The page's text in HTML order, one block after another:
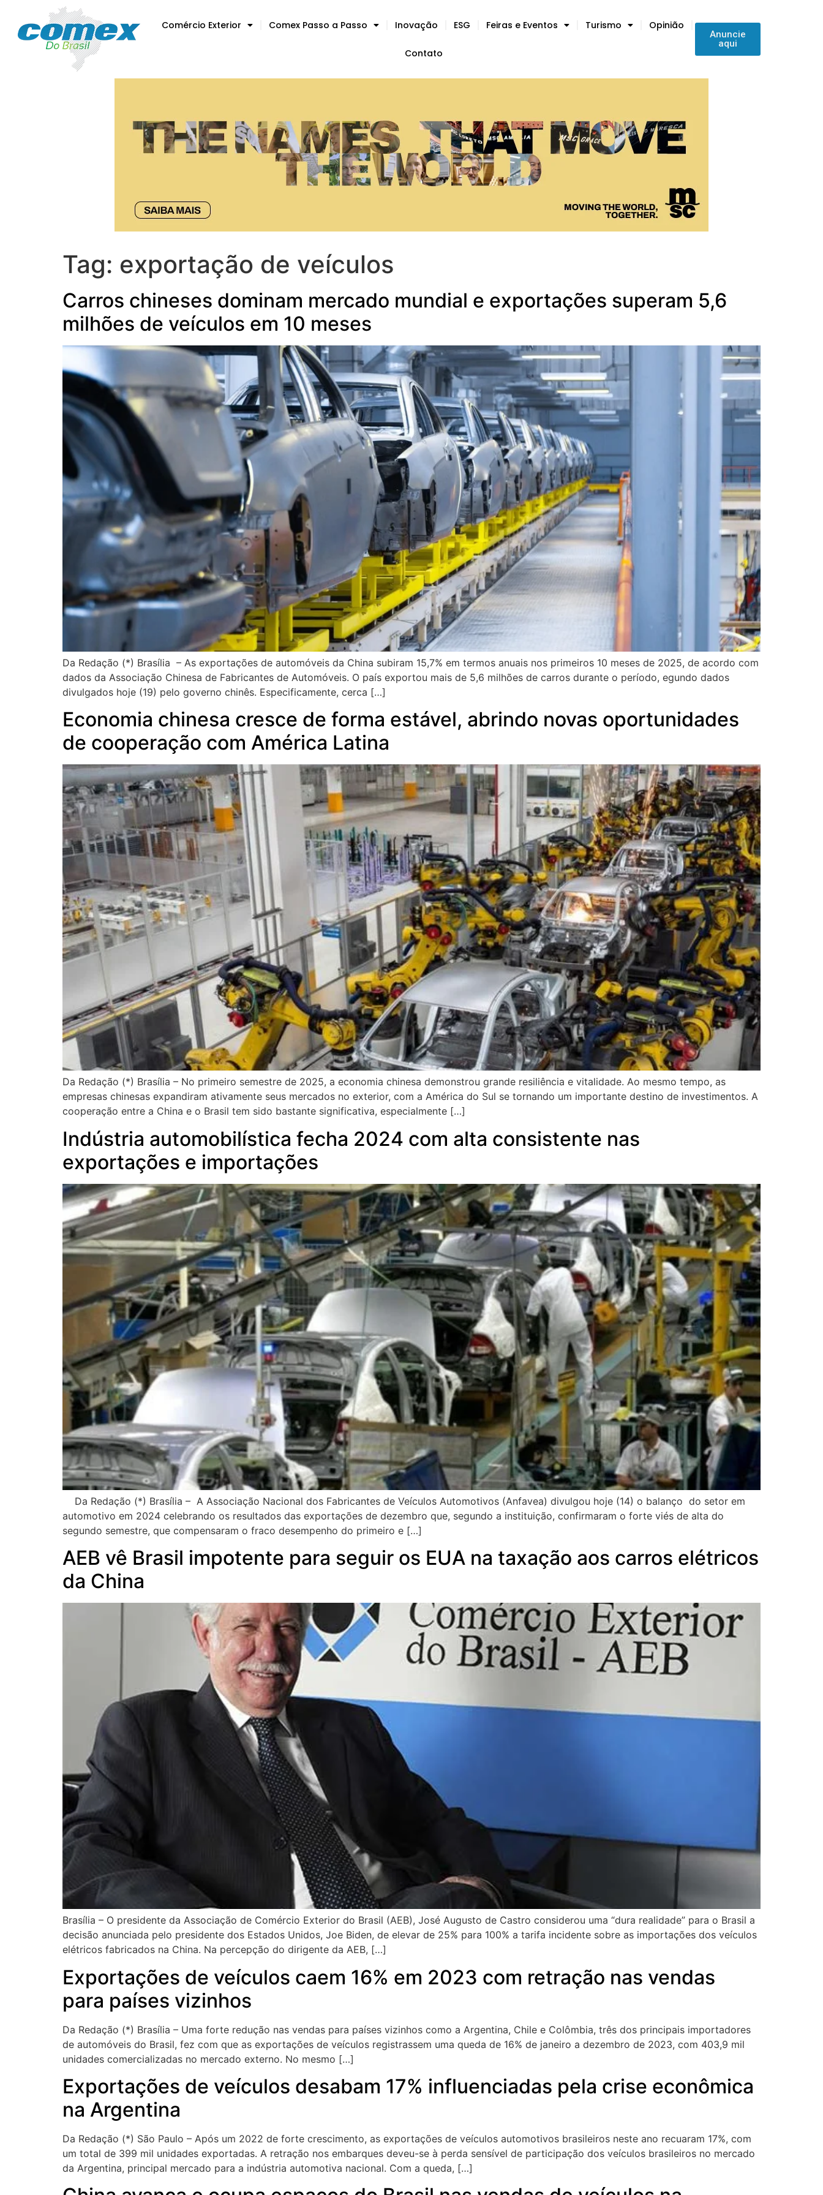
Comércio Exterior Comex Passo a Passo Inovação ESG Feiras e Eventos Turismo Opinião
Contato
Anuncie
aqui
Tag: exportação de veículos
Carros chineses dominam mercado mundial e exportações superam 5,6
milhões de veículos em 10 meses
Da Redação (*) Brasília – As exportações de automóveis da China subiram 15,7% em termos anuais nos primeiros 10 meses de 2025, de acordo com
dados da Associação Chinesa de Fabricantes de Automóveis. O país exportou mais de 5,6 milhões de carros durante o período, egundo dados
divulgados hoje (19) pelo governo chinês. Especificamente, cerca […]
Economia chinesa cresce de forma estável, abrindo novas oportunidades
de cooperação com América Latina
Da Redação (*) Brasília – No primeiro semestre de 2025, a economia chinesa demonstrou grande resiliência e vitalidade. Ao mesmo tempo, as
empresas chinesas expandiram ativamente seus mercados no exterior, com a América do Sul se tornando um importante destino de investimentos. A
cooperação entre a China e o Brasil tem sido bastante significativa, especialmente […]
Indústria automobilística fecha 2024 com alta consistente nas
exportações e importações
Da Redação (*) Brasília – A Associação Nacional dos Fabricantes de Veículos Automotivos (Anfavea) divulgou hoje (14) o balanço do setor em
automotivo em 2024 celebrando os resultados das exportações de dezembro que, segundo a instituição, confirmaram o forte viés de alta do
segundo semestre, que compensaram o fraco desempenho do primeiro e […]
AEB vê Brasil impotente para seguir os EUA na taxação aos carros elétricos
da China
Brasília – O presidente da Associação de Comércio Exterior do Brasil (AEB), José Augusto de Castro considerou uma “dura realidade” para o Brasil a
decisão anunciada pelo presidente dos Estados Unidos, Joe Biden, de elevar de 25% para 100% a tarifa incidente sobre as importações dos veículos
elétricos fabricados na China. Na percepção do dirigente da AEB, […]
Exportações de veículos caem 16% em 2023 com retração nas vendas
para países vizinhos
Da Redação (*) Brasília – Uma forte redução nas vendas para países vizinhos como a Argentina, Chile e Colômbia, três dos principais importadores
de automóveis do Brasil, fez com que as exportações de veículos registrassem uma queda de 16% de janeiro a dezembro de 2023, com 403,9 mil
unidades comercializadas no mercado externo. No mesmo […]
Exportações de veículos desabam 17% influenciadas pela crise econômica
na Argentina
Da Redação (*) São Paulo – Após um 2022 de forte crescimento, as exportações de veículos automotivos brasileiros neste ano recuaram 17%, com
um total de 399 mil unidades exportadas. A retração nos embarques deveu-se à perda sensível de participação dos veículos brasileiros no mercado
da Argentina, principal mercado para a indústria automotiva nacional. Com a queda, […]